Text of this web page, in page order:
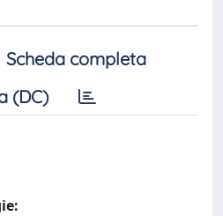
Scheda completa
(DC)